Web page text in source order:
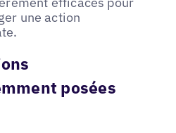
une action
posées